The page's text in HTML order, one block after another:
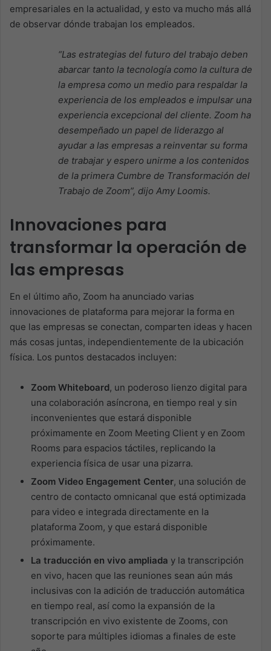
empresariales en la actualidad, y esto va mucho más allá
de observar dónde trabajan los empleados.
“Las estrategias del futuro del trabajo deben
abarcar tanto la tecnología como la cultura de
la empresa como un medio para respaldar la
experiencia de los empleados e impulsar una
experiencia excepcional del cliente. Zoom ha
desempeñado un papel de liderazgo al
ayudar a las empresas a reinventar su forma
de trabajar y espero unirme a los contenidos
de la primera Cumbre de Transformación del
Trabajo de Zoom”, dijo Amy Loomis.
Innovaciones para
transformar la operación de
las empresas
En el último año, Zoom ha anunciado varias
innovaciones de plataforma para mejorar la forma en
que las empresas se conectan, comparten ideas y hacen
más cosas juntas, independientemente de la ubicación
física. Los puntos destacados incluyen:
Zoom Whiteboard, un poderoso lienzo digital para
una colaboración asíncrona, en tiempo real y sin
inconvenientes que estará disponible
próximamente en Zoom Meeting Client y en Zoom
Rooms para espacios táctiles, replicando la
experiencia física de usar una pizarra.
Zoom Video Engagement Center, una solución de
centro de contacto omnicanal que está optimizada
para video e integrada directamente en la
plataforma Zoom, y que estará disponible
próximamente.
La traducción en vivo ampliada y la transcripción
en vivo, hacen que las reuniones sean aún más
inclusivas con la adición de traducción automática
en tiempo real, así como la expansión de la
transcripción en vivo existente de Zooms, con
soporte para múltiples idiomas a finales de este